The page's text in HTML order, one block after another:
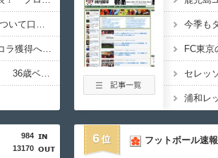
シャビ・アロンソ、レアル・マドリー時代について口を開く
リヴァプールがPSGのフランス代表FWバルコラ獲得へ交渉開始…約180億円オファーも要求額と隔たりか
チェルシーがMFヘンダーソンの獲得を発表！ 36歳ベテランと2年契約…X・アロンソ体制の精神的支柱へ
984
13170
6 フットボール速報